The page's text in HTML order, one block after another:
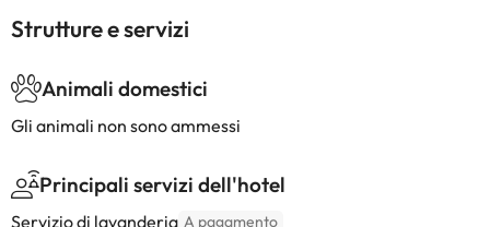
Strutture e servizi
Animali domestici
Gli animali non sono ammessi
Principali servizi dell'hotel
Servizio di lavanderia A pagamento